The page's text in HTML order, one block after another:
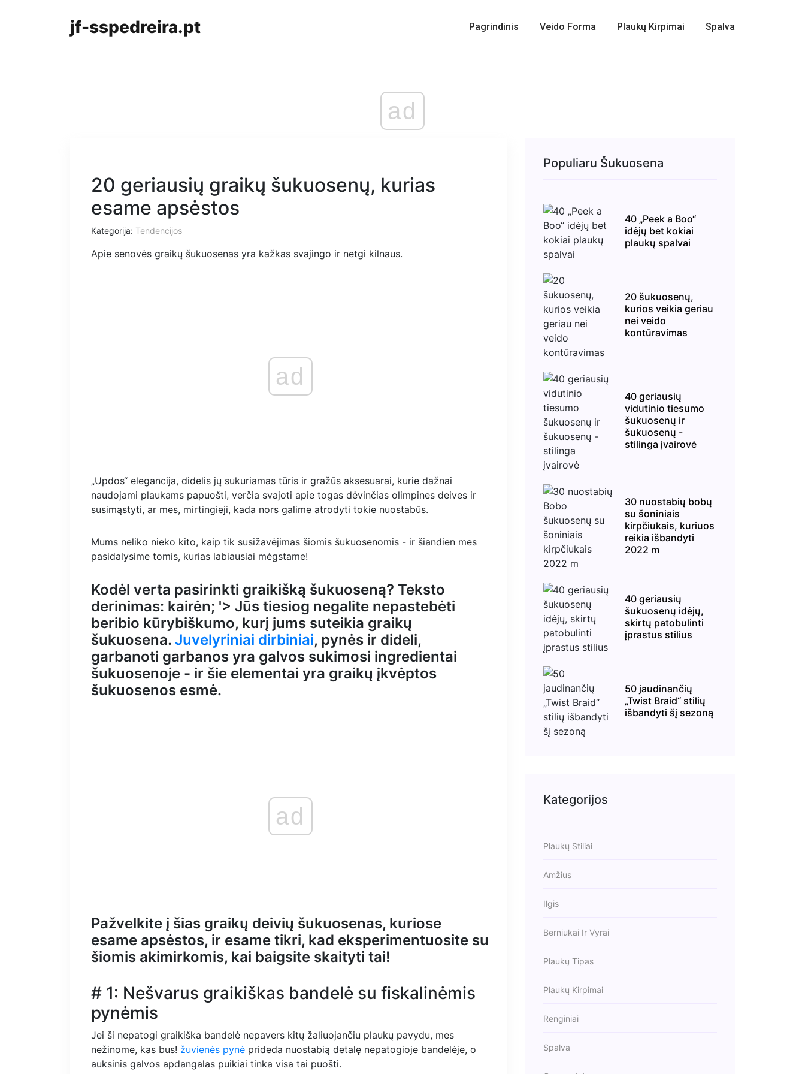
jf-sspedreira.pt Pagrindinis Veido Forma Plaukų Kirpimai Spalva
ad
20 geriausių graikų šukuosenų, kurias
esame apsėstos
Kategorija: Tendencijos
Apie senovės graikų šukuosenas yra kažkas svajingo ir netgi kilnaus.
ad
„Updos“ elegancija, didelis jų sukuriamas tūris ir gražūs aksesuarai, kurie dažnai
naudojami plaukams papuošti, verčia svajoti apie togas dėvinčias olimpines deives ir
susimąstyti, ar mes, mirtingieji, kada nors galime atrodyti tokie nuostabūs.
Mums neliko nieko kito, kaip tik susižavėjimas šiomis šukuosenomis - ir šiandien mes
pasidalysime tomis, kurias labiausiai mėgstame!
Kodėl verta pasirinkti graikišką šukuoseną? Teksto
derinimas: kairėn; '> Jūs tiesiog negalite nepastebėti
beribio kūrybiškumo, kurį jums suteikia graikų
šukuosena. Juvelyriniai dirbiniai, pynės ir dideli,
garbanoti garbanos yra galvos sukimosi ingredientai
šukuosenoje - ir šie elementai yra graikų įkvėptos
šukuosenos esmė.
ad
Pažvelkite į šias graikų deivių šukuosenas, kuriose
esame apsėstos, ir esame tikri, kad eksperimentuosite su
šiomis akimirkomis, kai baigsite skaityti tai!
# 1: Nešvarus graikiškas bandelė su fiskalinėmis
pynėmis
Jei ši nepatogi graikiška bandelė nepavers kitų žaliuojančiu plaukų pavydu, mes
nežinome, kas bus! žuvienės pynė prideda nuostabią detalę nepatogioje bandelėje, o
auksinis galvos apdangalas puikiai tinka visa tai puošti.
Populiaru Šukuosena
40 „Peek a Boo“
idėjų bet kokiai
plaukų spalvai
20 šukuosenų,
kurios veikia geriau
nei veido
kontūravimas
40 geriausių
vidutinio tiesumo
šukuosenų ir
šukuosenų -
stilinga įvairovė
30 nuostabių bobų
su šoniniais
kirpčiukais, kuriuos
reikia išbandyti
2022 m
40 geriausių
šukuosenų idėjų,
skirtų patobulinti
įprastus stilius
50 jaudinančių
„Twist Braid“ stilių
išbandyti šį sezoną
Kategorijos
Plaukų Stiliai
Amžius
Ilgis
Berniukai Ir Vyrai
Plaukų Tipas
Plaukų Kirpimai
Renginiai
Spalva